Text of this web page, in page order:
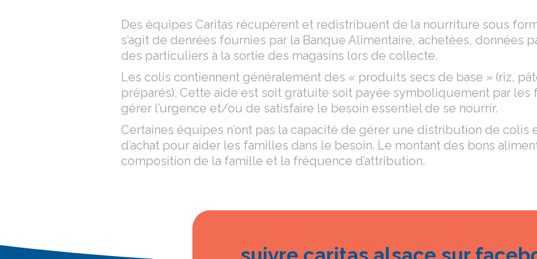
Des équipes Caritas récupèrent et redistribuent de la nourriture sous
s’agit de denrées fournies par la Banque Alimentaire, achetées, données
des particuliers à la sortie des magasins lors de collecte.
Les colis contiennent généralement des « produits secs de base » (riz,
préparés). Cette aide est soit gratuite soit payée symboliquement par
gérer l’urgence et/ou de satisfaire le besoin essentiel de se nourrir.
Certaines équipes n’ont pas la capacité de gérer une distribution de colis
d’achat pour aider les familles dans le besoin. Le montant des bons
composition de la famille et la fréquence d’attribution.